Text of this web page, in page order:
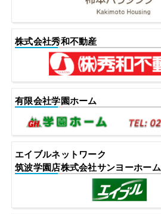
株式会社秀和不動産
有限会社学園ホーム
エイブルネットワーク
筑波学園店株式会社サンヨーホーム